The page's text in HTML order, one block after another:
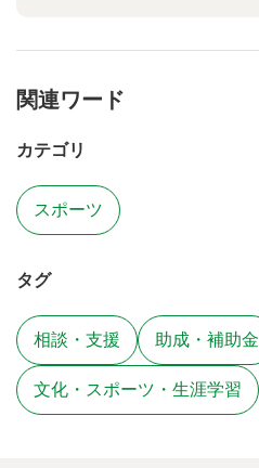
関連ワード
カテゴリ
スポーツ
タグ
相談・支援 助成・補助金
文化・スポーツ・生涯学習